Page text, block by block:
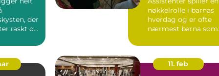
der
raskt og
nøkkelrolle i barnas
hverdag og er ofte
nærmest barna som
11. feb